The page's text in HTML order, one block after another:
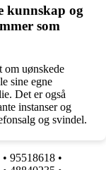
kunnskap og
som
om uønskede
sine egne
Det er også
instanser og
og svindel.
• 95518618 •